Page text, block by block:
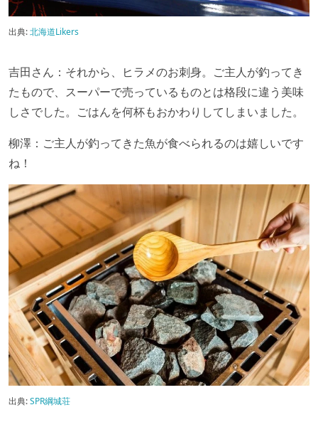
出典:北海道Likers
吉田さん：それから、ヒラメのお刺身。ご主人が釣ってき
たもので、スーパーで売っているものとは格段に違う美味
しさでした。ごはんを何杯もおかわりしてしまいました。
柳澤：ご主人が釣ってきた魚が食べられるのは嬉しいです
ね！
出典:SPR綱城荘